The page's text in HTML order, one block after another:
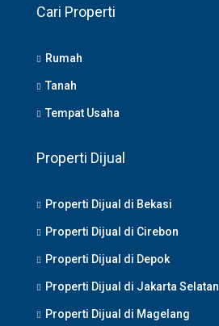
Cari Properti
Rumah
Tanah
Tempat Usaha
Properti Dijual
Properti Dijual di Bekasi
Properti Dijual di Cirebon
Properti Dijual di Depok
Properti Dijual di Jakarta Selatan
Properti Dijual di Magelang